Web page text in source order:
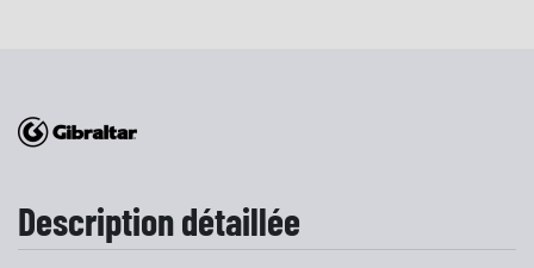
Description détaillée